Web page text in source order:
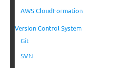
AWS CloudFormation
Version Control System
Git
SVN